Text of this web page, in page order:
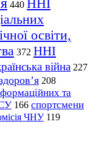
440 ННІ
освіти,
372 ННІ
війна 227
208
та
166 спортсмени
ЧНУ 119